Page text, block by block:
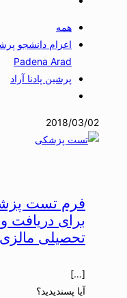
همه
Padena Arad
پرشین پادنا آراد
2018/03/02
فرم تست
برای دریافت
تحصیلی مالزی
[…]
آیا پسندیدید؟